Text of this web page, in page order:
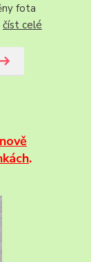
fota
číst celé
.